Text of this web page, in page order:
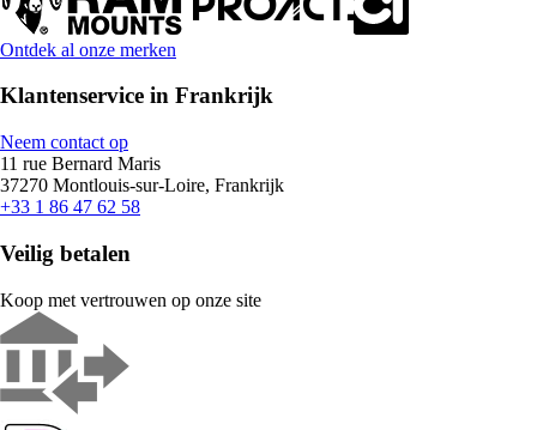
Ontdek al onze merken
Klantenservice in Frankrijk
Neem contact op
11 rue Bernard Maris
37270 Montlouis-sur-Loire, Frankrijk
+33 1 86 47 62 58
Veilig betalen
Koop met vertrouwen op onze site